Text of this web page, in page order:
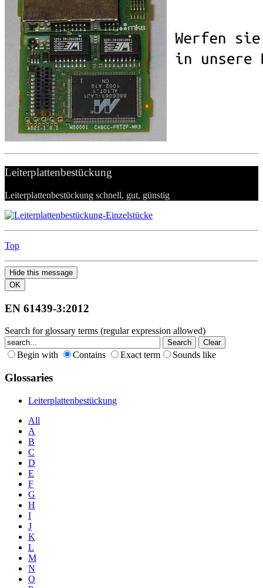
Leiterplattenbestückung
Leiterplattenbestückung schnell, gut, günstig
Top
Hide this message
OK
EN 61439-3:2012
Search for glossary terms (regular expression allowed)
Begin with Contains Exact term Sounds like
Glossaries
Leiterplattenbestückung
All
A
B
C
D
E
F
G
H
I
J
K
L
M
N
O